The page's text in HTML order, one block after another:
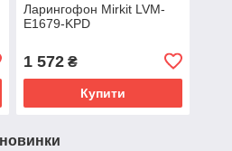
Ларингофон Mirkit LVM-
E1679-KPD
1 572₴
Купити
новинки